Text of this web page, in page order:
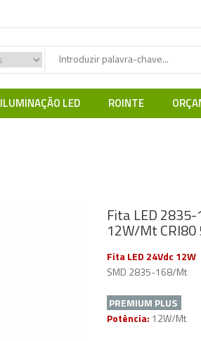
ILUMINAÇÃO LED ROINTE
Fita LED
12W/Mt CRI80
Fita LED 24Vdc 12W
SMD 2835-168/Mt
PREMIUM PLUS
Potência: 12W/Mt